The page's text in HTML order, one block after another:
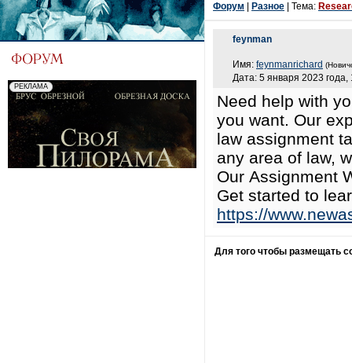
Форум Разное | Тема:
feynman
Имя: feynmanrichard
Дата: 5 января 2023 года,
Need help with
you want. Our
law assignment
any area of law,
Our Assignment
Get started to
https://
Для того чтобы размещать